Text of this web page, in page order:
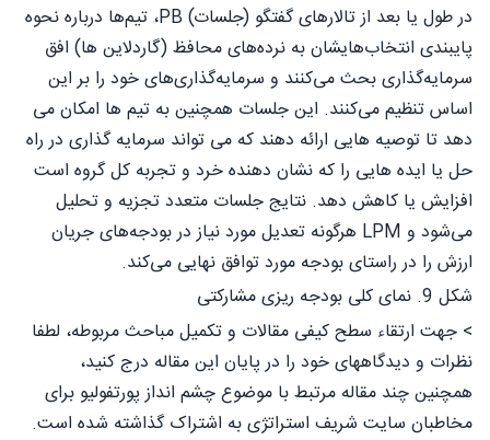
در طول یا بعد از تالارهای گفتگو (جلسات) PB، تیم‌ها درباره نحوه
پایبندی انتخاب‌هایشان به نرده‌های محافظ (گاردلاین ها) افق
سرمایه‌گذاری بحث می‌کنند و سرمایه‌گذاری‌های خود را بر این
اساس تنظیم می‌کنند. این جلسات همچنین به تیم ها امکان می
دهد تا توصیه هایی ارائه دهند که می تواند سرمایه گذاری در راه
حل یا ایده هایی را که نشان دهنده خرد و تجربه کل گروه است
افزایش یا کاهش دهد. نتایج جلسات متعدد تجزیه و تحلیل
می‌شود و LPM هرگونه تعدیل مورد نیاز در بودجه‌های جریان
ارزش را در راستای بودجه مورد توافق نهایی می‌کند.
شکل 9. نمای کلی بودجه ریزی مشارکتی
> جهت ارتقاء سطح کیفی مقالات و تکمیل مباحث مربوطه، لطفا
نظرات و دیدگاههای خود را در پایان این مقاله درج کنید،
همچنین چند مقاله مرتبط با موضوع چشم انداز پورتفولیو برای
مخاطبان سایت شریف استراتژی به اشتراک گذاشته شده است.